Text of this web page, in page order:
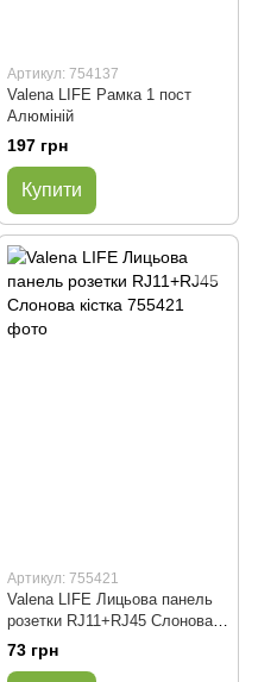
Артикул: 754137
Valena LIFE Рамка 1 пост
Алюміній
197 грн
Купити
Артикул: 755421
Valena LIFE Лицьова панель
розетки RJ11+RJ45 Слонова
кістка
73 грн